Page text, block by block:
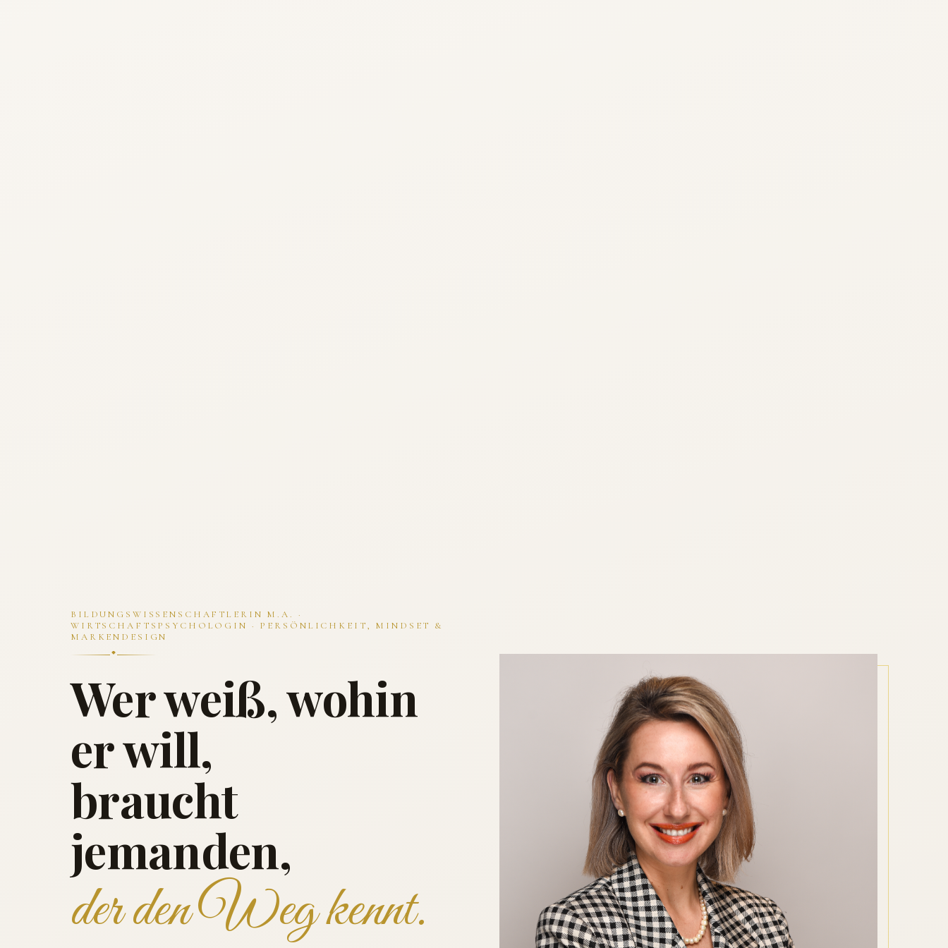
BILDUNGSWISSENSCHAFTLERIN M.A. ·
WIRTSCHAFTSPSYCHOLOGIN · PERSÖNLICHKEIT, MINDSET &
MARKENDESIGN
Wer weiß, wohin
er will,
braucht
jemanden,
der den Weg kennt.